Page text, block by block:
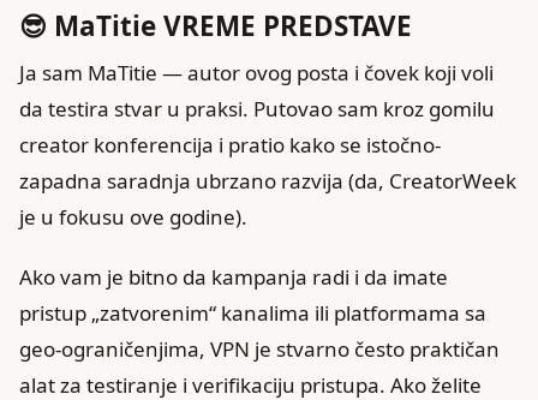
😎 MaTitie VREME PREDSTAVE
Ja sam MaTitie — autor ovog posta i čovek koji voli
da testira stvar u praksi. Putovao sam kroz gomilu
creator konferencija i pratio kako se istočno-
zapadna saradnja ubrzano razvija (da, CreatorWeek
je u fokusu ove godine).
Ako vam je bitno da kampanja radi i da imate
pristup „zatvorenim“ kanalima ili platformama sa
geo-ograničenjima, VPN je stvarno često praktičan
alat za testiranje i verifikaciju pristupa. Ako želite